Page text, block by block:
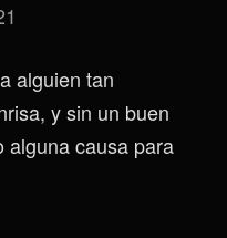
alguien tan
y sin un buen
alguna causa para